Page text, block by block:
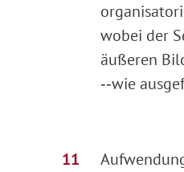
wobei der
äußeren
‑‑wie